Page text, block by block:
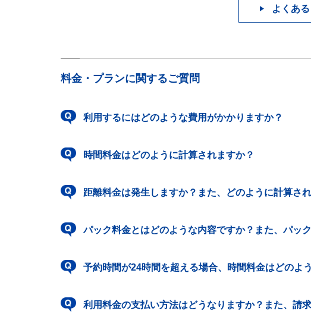
よくあ
料金・プランに関するご質問
利用するにはどのような費用がかかりますか？
時間料金はどのように計算されますか？
距離料金は発生しますか？また、どのように計算さ
パック料金とはどのような内容ですか？また、パッ
予約時間が24時間を超える場合、時間料金はどのよ
利用料金の支払い方法はどうなりますか？また、請